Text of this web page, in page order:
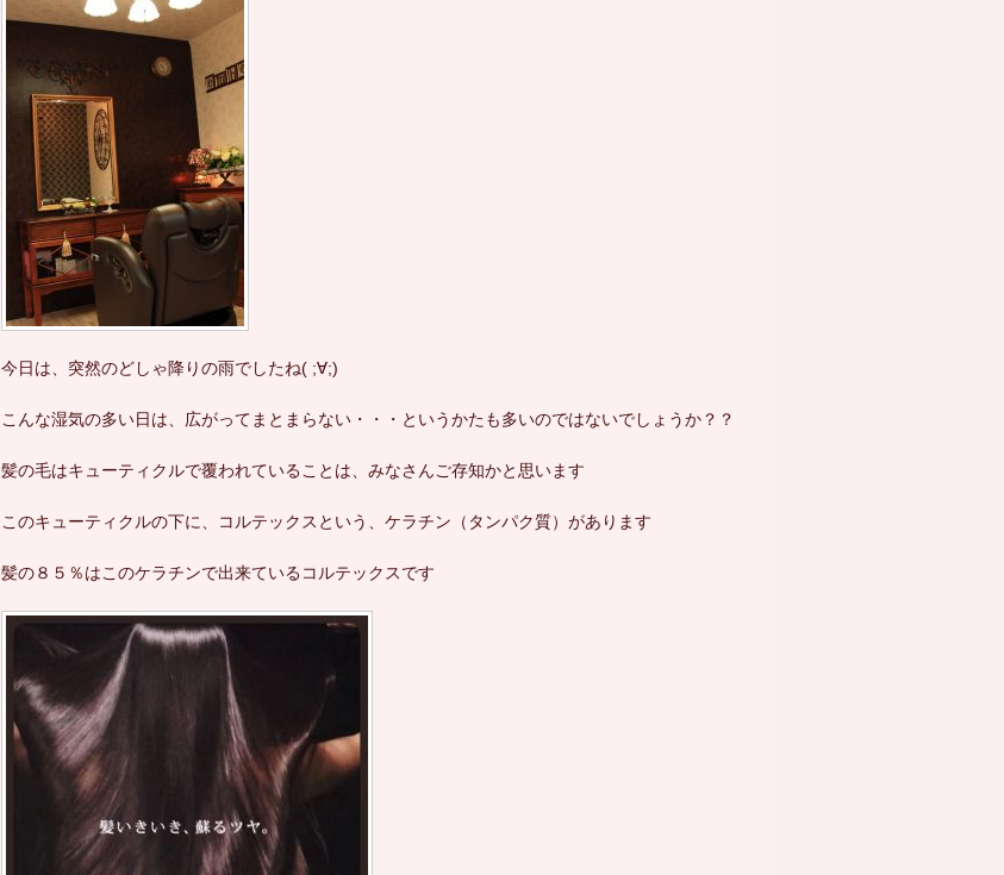
今日は、突然のどしゃ降りの雨でしたね( ;∀;)
こんな湿気の多い日は、広がってまとまらない・・・というかたも多いのではないでしょうか？？
髪の毛はキューティクルで覆われていることは、みなさんご存知かと思います
このキューティクルの下に、コルテックスという、ケラチン（タンパク質）があります
髪の８５％はこのケラチンで出来ているコルテックスです